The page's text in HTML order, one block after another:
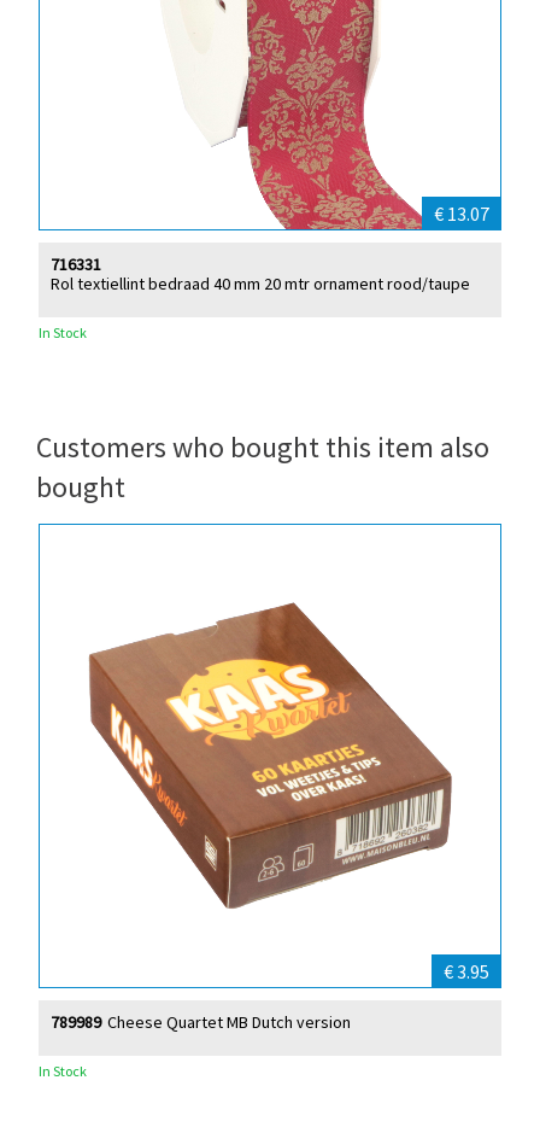
€ 13.07
Rol textiellint bedraad 40 mm 20 mtr ornament rood/taupe
716331
In Stock
Customers who bought this item also
bought
€ 3.95
Cheese Quartet MB Dutch version
789989
In Stock